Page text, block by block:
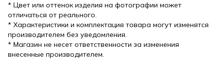
* Цвет или оттенок изделия на фотографии может
отличаться от реального.
* Характеристики и комплектация товара могут изменятся
производителем без уведомления.
* Магазин не несет ответственности за изменения
внесенные производителем.